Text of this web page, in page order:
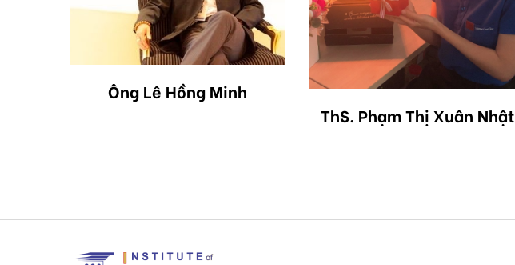
Ông Lê Hồng Minh
ThS. Phạm Thị Xuân Nhật